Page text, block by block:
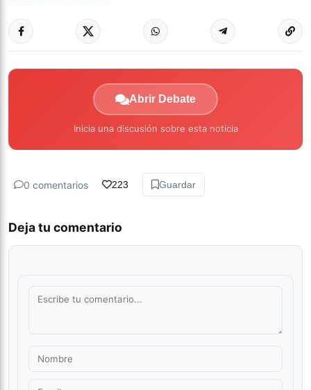
Abrir Debate
Inicia una discusión sobre esta noticia
0 comentarios 223 Guardar
Deja tu comentario